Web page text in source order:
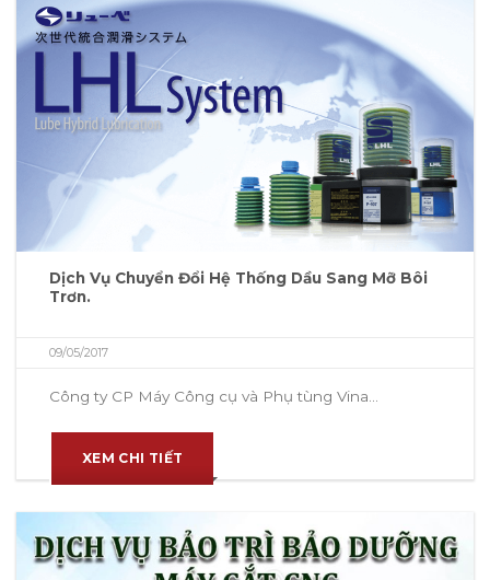
Dịch Vụ Chuyển Đổi Hệ Thống Dầu Sang Mỡ Bôi
Trơn.
09/05/2017
Công ty CP Máy Công cụ và Phụ tùng Vina...
XEM CHI TIẾT